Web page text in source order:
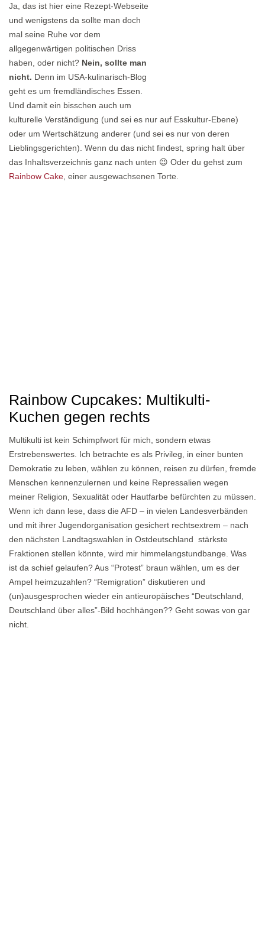
Ja, das ist hier eine Rezept-Webseite
und wenigstens da sollte man doch
mal seine Ruhe vor dem
allgegenwärtigen politischen Driss
haben, oder nicht? Nein, sollte man
nicht. Denn im USA-kulinarisch-Blog
geht es um fremdländisches Essen.
Und damit ein bisschen auch um
kulturelle Verständigung (und sei es nur auf Esskultur-Ebene)
oder um Wertschätzung anderer (und sei es nur von deren
Lieblingsgerichten). Wenn du das nicht findest, spring halt über
das Inhaltsverzeichnis ganz nach unten 😉 Oder du gehst zum
Rainbow Cake , einer ausgewachsenen Torte.
Rainbow Cupcakes: Multikulti-
Kuchen gegen rechts
Multikulti ist kein Schimpfwort für mich, sondern etwas
Erstrebenswertes. Ich betrachte es als Privileg, in einer bunten
Demokratie zu leben, wählen zu können, reisen zu dürfen, fremde
Menschen kennenzulernen und keine Repressalien wegen
meiner Religion, Sexualität oder Hautfarbe befürchten zu müssen.
Wenn ich dann lese, dass die AFD – in vielen Landesverbänden
und mit ihrer Jugendorganisation gesichert rechtsextrem – nach
den nächsten Landtagswahlen in Ostdeutschland stärkste
Fraktionen stellen könnte, wird mir himmelangstundbange. Was
ist da schief gelaufen? Aus “Protest” braun wählen, um es der
Ampel heimzuzahlen? “Remigration” diskutieren und
(un)ausgesprochen wieder ein antieuropäisches “Deutschland,
Deutschland über alles”-Bild hochhängen?? Geht sowas von gar
nicht.